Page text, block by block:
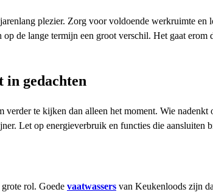
plezier. Zorg voor voldoende werkruimte
op de lange termijn een groot verschil. Het gaat
in gedachten
te kijken dan alleen het moment. Wie
Let op energieverbruik en functies die
rol. Goede vaatwassers van Keukenloods zijn